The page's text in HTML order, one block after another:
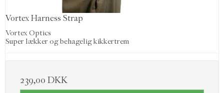
Vortex Harness Strap
Vortex Optics
Super lækker og behagelig kikkertrem
239,00 DKK